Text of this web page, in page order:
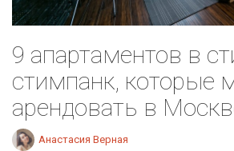
9 апартаментов в
стимпанк, которые
арендовать в
Анастасия Верная